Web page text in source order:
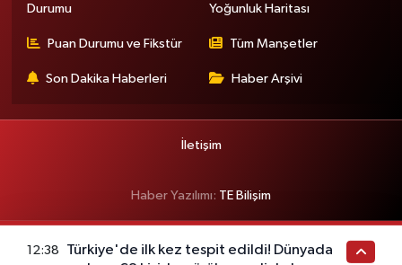
Durumu
Yoğunluk Haritası
Puan Durumu ve Fikstür Tüm Manşetler
Son Dakika Haberleri Haber Arşivi
İletişim
Haber Yazılımı: TE Bilişim
12:38
Türkiye'de ilk kez tespit edildi! Dünyada